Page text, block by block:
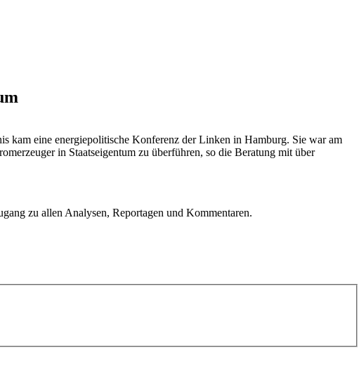
kam eine energiepolitische Konferenz der Linken in Hamburg. Sie war am
in Staatseigentum zu überführen, so die Beratung mit über
zu allen Analysen, Reportagen und Kommentaren.